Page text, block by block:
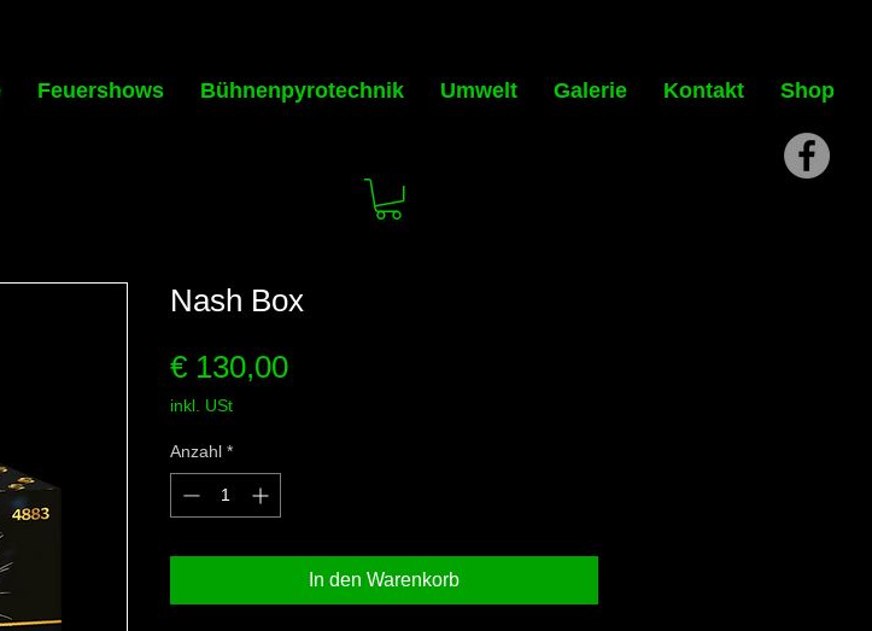
Feuershows Bühnenpyrotechnik Umwelt Galerie Kontakt Shop
Nash Box
€ 130,00Preis
inkl. USt
Anzahl *
In den Warenkorb